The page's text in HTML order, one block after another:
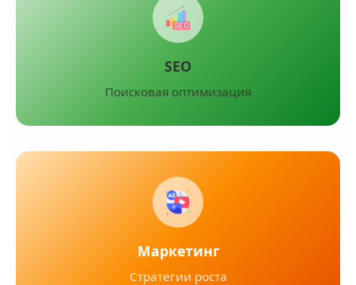
SEO
Поисковая оптимизация
Маркетинг
Стратегии роста